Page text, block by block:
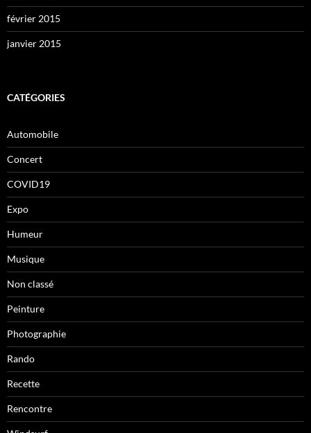
février 2015
janvier 2015
CATÉGORIES
Automobile
Concert
COVID19
Expo
Humeur
Musique
Non classé
Peinture
Photographie
Rando
Recette
Rencontre